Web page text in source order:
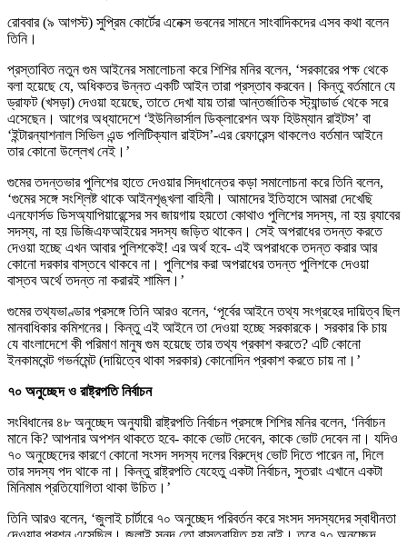
রোববার (৯ আগস্ট) সুপ্রিম কোর্টের এনেক্স ভবনের সামনে সাংবাদিকদের এসব কথা বলেন
তিনি।
প্রস্তাবিত নতুন গুম আইনের সমালোচনা করে শিশির মনির বলেন, ‘সরকারের পক্ষ থেকে
বলা হয়েছে যে, অধিকতর উন্নত একটি আইন তারা প্রস্তাব করবেন। কিন্তু বর্তমানে যে
ড্রাফট (খসড়া) দেওয়া হয়েছে, তাতে দেখা যায় তারা আন্তর্জাতিক স্ট্যান্ডার্ড থেকে সরে
এসেছেন। আগের অধ্যাদেশে ‘ইউনিভার্সাল ডিক্লারেশন অফ হিউম্যান রাইটস’ বা
‘ইন্টারন্যাশনাল সিভিল এন্ড পলিটিক্যাল রাইটস’-এর রেফারেন্স থাকলেও বর্তমান আইনে
তার কোনো উল্লেখ নেই।’
গুমের তদন্তভার পুলিশের হাতে দেওয়ার সিদ্ধান্তের কড়া সমালোচনা করে তিনি বলেন,
‘গুমের সঙ্গে সংশ্লিষ্ট থাকে আইনশৃঙ্খলা বাহিনী। আমাদের ইতিহাসে আমরা দেখেছি
এনফোর্সড ডিসঅ্যাপিয়ারেন্সের সব জায়গায় হয়তো কোথাও পুলিশের সদস্য, না হয় র‍্যাবের
সদস্য, না হয় ডিজিএফআইয়ের সদস্য জড়িত থাকেন। সেই অপরাধের তদন্ত করতে
দেওয়া হচ্ছে এখন আবার পুলিশকেই! এর অর্থ হবে- এই অপরাধকে তদন্ত করার আর
কোনো দরকার বাস্তবে থাকবে না। পুলিশের করা অপরাধের তদন্ত পুলিশকে দেওয়া
বাস্তব অর্থে তদন্ত না করারই শামিল।’
গুমের তথ্যভাণ্ডার প্রসঙ্গে তিনি আরও বলেন, ‘পূর্বের আইনে তথ্য সংগ্রহের দায়িত্ব ছিল
মানবাধিকার কমিশনের। কিন্তু এই আইনে তা দেওয়া হচ্ছে সরকারকে। সরকার কি চায়
যে বাংলাদেশে কী পরিমাণ মানুষ গুম হয়েছে তার তথ্য প্রকাশ করতে? এটি কোনো
ইনকামবেন্ট গভর্নমেন্ট (দায়িত্বে থাকা সরকার) কোনোদিন প্রকাশ করতে চায় না।’
৭০ অনুচ্ছেদ ও রাষ্ট্রপতি নির্বাচন
সংবিধানের ৪৮ অনুচ্ছেদ অনুযায়ী রাষ্ট্রপতি নির্বাচন প্রসঙ্গে শিশির মনির বলেন, ‘নির্বাচন
মানে কি? আপনার অপশন থাকতে হবে- কাকে ভোট দেবেন, কাকে ভোট দেবেন না। যদিও
৭০ অনুচ্ছেদের কারণে কোনো সংসদ সদস্য দলের বিরুদ্ধে ভোট দিতে পারেন না, দিলে
তার সদস্য পদ থাকে না। কিন্তু রাষ্ট্রপতি যেহেতু একটা নির্বাচন, সুতরাং এখানে একটা
মিনিমাম প্রতিযোগিতা থাকা উচিত।’
তিনি আরও বলেন, ‘জুলাই চার্টারে ৭০ অনুচ্ছেদ পরিবর্তন করে সংসদ সদস্যদের স্বাধীনতা